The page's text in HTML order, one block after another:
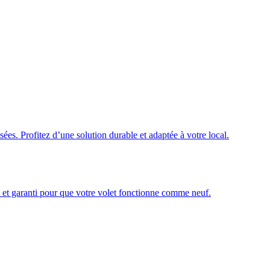
Profitez d’une solution durable et adaptée à votre local.
garanti pour que votre volet fonctionne comme neuf.